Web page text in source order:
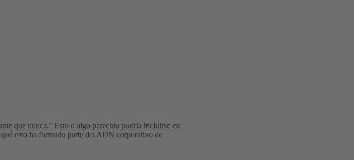
que nunca." Esto o algo parecido podría incluirse en
esto ha formado parte del ADN corporativo de